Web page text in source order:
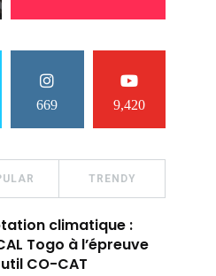
669 9,420
TRENDY
climatique :
Togo à l’épreuve
CO-CAT